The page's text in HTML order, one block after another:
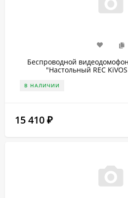
Беспроводной
"Настольный REC
В НАЛИЧИИ
15 410 ₽